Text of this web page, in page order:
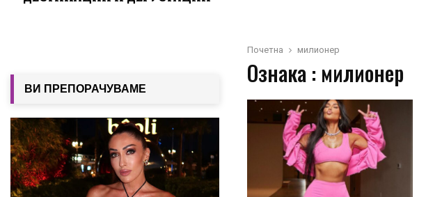
Почетна милионер
Ознака : милионер
ВИ ПРЕПОРАЧУВАМЕ